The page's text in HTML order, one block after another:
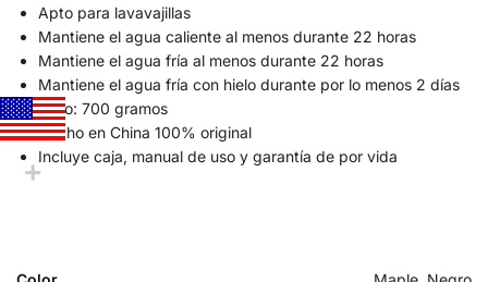
Apto para lavavajillas
Mantiene el agua caliente al menos durante 22 horas
Mantiene el agua fría al menos durante 22 horas
Mantiene el agua fría con hielo durante por lo menos 2 días
Peso: 700 gramos
Hecho en China 100% original
Incluye caja, manual de uso y garantía de por vida